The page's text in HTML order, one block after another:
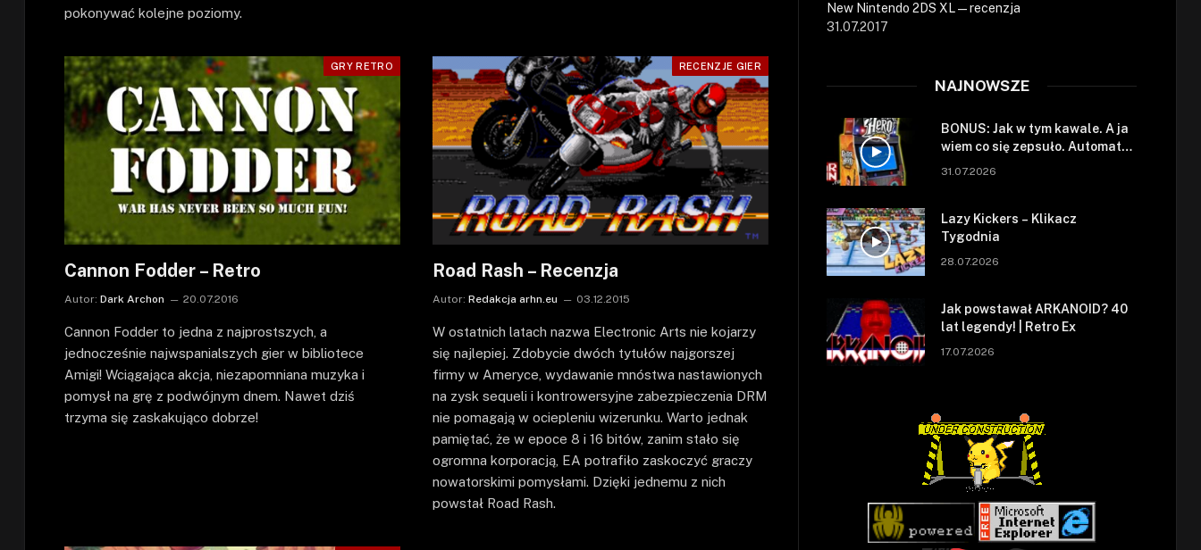
pokonywać kolejne poziomy.
GRY RETRO
Cannon Fodder – Retro
Autor: Dark Archon 20.07.2016
Cannon Fodder to jedna z najprostszych, a
jednocześnie najwspanialszych gier w bibliotece
Amigi! Wciągająca akcja, niezapomniana muzyka i
pomysł na grę z podwójnym dnem. Nawet dziś
trzyma się zaskakująco dobrze!
RECENZJE GIER
Road Rash – Recenzja
Autor: Redakcja arhn.eu 03.12.2015
W ostatnich latach nazwa Electronic Arts nie kojarzy
się najlepiej. Zdobycie dwóch tytułów najgorszej
firmy w Ameryce, wydawanie mnóstwa nastawionych
na zysk sequeli i kontrowersyjne zabezpieczenia DRM
nie pomagają w ociepleniu wizerunku. Warto jednak
pamiętać, że w epoce 8 i 16 bitów, zanim stało się
ogromna korporacją, EA potrafiło zaskoczyć graczy
nowatorskimi pomysłami. Dzięki jednemu z nich
powstał Road Rash.
New Nintendo 2DS XL — recenzja
31.07.2017
NAJNOWSZE
BONUS: Jak w tym kawale. A ja
wiem co się zepsuło. Automat
się zepsuł.
31.07.2026
Lazy Kickers – Klikacz
Tygodnia
28.07.2026
Jak powstawał ARKANOID? 40
lat legendy! | Retro Ex
17.07.2026